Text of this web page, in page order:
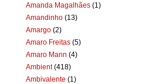
Amanda Magalhães (1)
Amandinho (13)
Amargo (2)
Amaro Freitas (5)
Amaro Mann (4)
Ambient (418)
Ambivalente (1)